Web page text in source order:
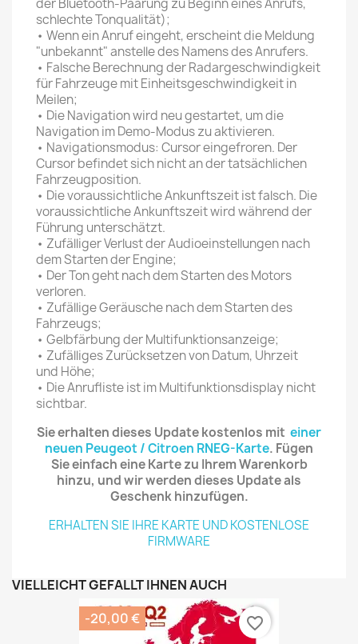
der Bluetooth-Paarung zu Beginn eines Anrufs,
schlechte Tonqualität);
• Wenn ein Anruf eingeht, erscheint die Meldung
"unbekannt" anstelle des Namens des Anrufers.
• Falsche Berechnung der Radargeschwindigkeit
für Fahrzeuge mit Einheitsgeschwindigkeit in
Meilen;
• Die Navigation wird neu gestartet, um die
Navigation im Demo-Modus zu aktivieren.
• Navigationsmodus: Cursor eingefroren. Der
Cursor befindet sich nicht an der tatsächlichen
Fahrzeugposition.
• Die voraussichtliche Ankunftszeit ist falsch. Die
voraussichtliche Ankunftszeit wird während der
Führung unterschätzt.
• Zufälliger Verlust der Audioeinstellungen nach
dem Starten der Engine;
• Der Ton geht nach dem Starten des Motors
verloren.
• Zufällige Geräusche nach dem Starten des
Fahrzeugs;
• Gelbfärbung der Multifunktionsanzeige;
• Zufälliges Zurücksetzen von Datum, Uhrzeit
und Höhe;
• Die Anrufliste ist im Multifunktionsdisplay nicht
sichtbar.
Sie erhalten dieses Update kostenlos mit einer
neuen Peugeot / Citroen RNEG-Karte. Fügen
Sie einfach eine Karte zu Ihrem Warenkorb
hinzu, und wir werden dieses Update als
Geschenk hinzufügen.
ERHALTEN SIE IHRE KARTE UND KOSTENLOSE
FIRMWARE
VIELLEICHT GEFÄLLT IHNEN AUCH
-20,00 € favorite_border